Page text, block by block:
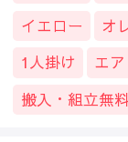
イエロー
オ
1人掛け
エ
搬入・組立無